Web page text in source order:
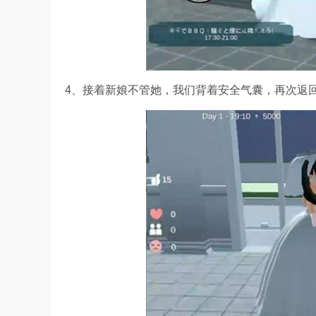
4、接着新娘不管她，我们背着安全气囊，再次返